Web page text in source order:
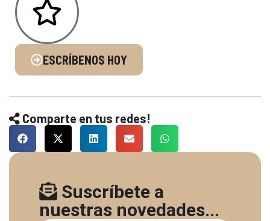
ESCRÍBENOS HOY
Comparte en tus redes!
Suscríbete a
nuestras novedades...